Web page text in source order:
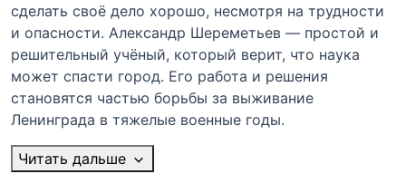
сделать своё дело хорошо, несмотря на трудности
и опасности. Александр Шереметьев — простой и
решительный учёный, который верит, что наука
может спасти город. Его работа и решения
становятся частью борьбы за выживание
Ленинграда в тяжелые военные годы.
Читать дальше